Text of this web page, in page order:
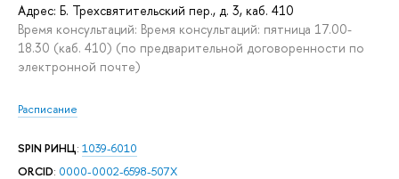
Адрес: Б. Трехсвятительский пер., д. 3, каб. 410
Время консультаций: Время консультаций: пятница 17.00-
18.30 (каб. 410) (по предварительной договоренности по
электронной почте)
Расписание
SPIN РИНЦ: 1039-6010
ORCID: 0000-0002-6598-507X